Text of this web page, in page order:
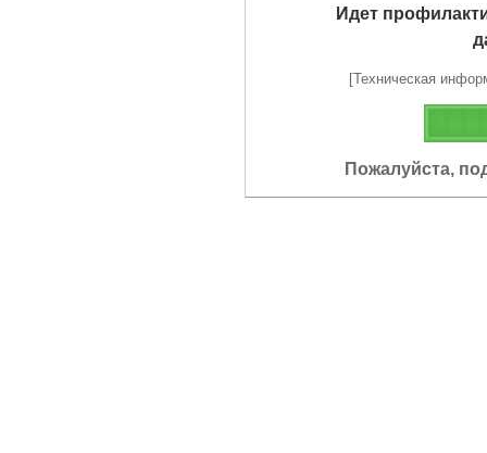
Идет
[Техническая
Пожалуйста,